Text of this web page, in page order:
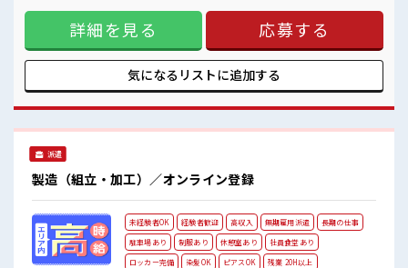
派手すぎなければ多少のヘアカラーもOKなのはウレシイPoint☆
しっかり休める休憩室あり！
オンオフの切替もできちゃう！
ロッカーあり！
安心してお仕事に集中♪
職場が遠くても興味があれば安心して応募できちゃう！ 自分
で部屋を借りるより安く住めちゃうかも？ 生活に便利な家電
付きなので初期費用も節約できる☆ ≪ヘアカラーOKで自由な
雰囲気の職場≫ 明るすぎたり奇抜でなければ基本的に自由！
(規定有)≪機能的な制服アリ≫ 制服があるので毎日の服装の
悩み解消♪ ≪無料駐車場あり≫ マイカー通勤もOK！ ≪食堂
豊富★ ■職場の雰囲気 派手すぎなければ多少のヘアカラーも
OKなのはウレシイPoint☆ しっかり休める休憩室あり！ オン
詳細を見る 応募する
気になるリストに追加する
派遣
製造（組立・加工）／オンライン登録
未経験者OK 経験者歓迎 高収入 無期雇用派遣
長期の仕事
駐車場あり
制服あり 休憩室あり
社員食堂あり
ロッカー完備
染髪OK ピアスOK
残業 20H以上